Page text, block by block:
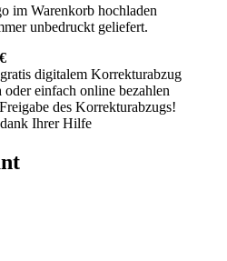
im Warenkorb hochladen
unbedruckt geliefert.
digitalem Korrekturabzug
oder einfach online bezahlen
des Korrekturabzugs!
dank Ihrer Hilfe